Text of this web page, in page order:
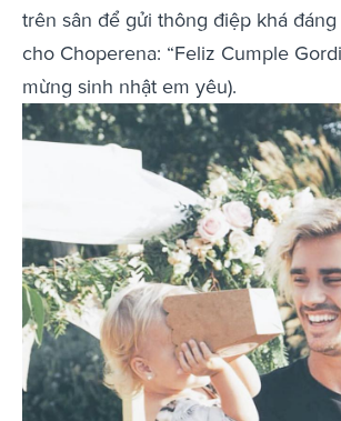
trên sân để gửi thông điệp khá đáng
cho Choperena: “Feliz Cumple
mừng sinh nhật em yêu).